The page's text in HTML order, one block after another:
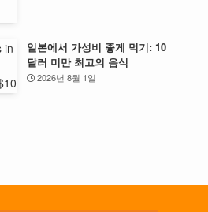
일본에서 가성비 좋게 먹기: 10
달러 미만 최고의 음식
2026년 8월 1일